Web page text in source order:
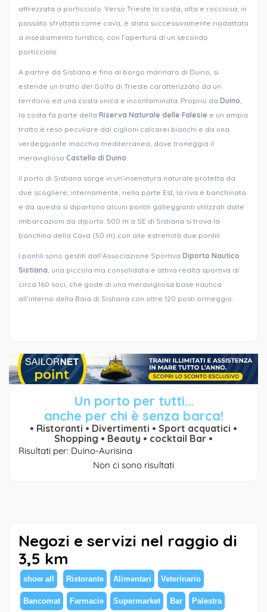
attrezzata a porticciolo. Verso Trieste la costa, alta e rocciosa, in
passato sfruttata come cava, è stata successivamente riadattata
a insediamento turistico, con l’apertura di un secondo
porticciolo.
A partire da Sistiana e fino al borgo marinaro di Duino, si
estende un tratto del Golfo di Trieste caratterizzato da un
territorio ed una costa unica e incontaminata. Proprio da Duino
la costa fa parte della Riserva Naturale delle Falesie e un ampio
tratto è reso peculiare dai ciglioni calcarei bianchi e da una
verdeggiante macchia mediterranea, dove troneggia il
meraviglioso Castello di Duino
Il porto di Sistiana sorge in un’insenatura naturale protetta da
due scogliere; internamente, nella parte Est, la riva è banchinata
e da questa si dipartono alcuni pontili galleggianti utilizzati dalle
imbarcazioni da diporto. 500 m a SE di Sistiana si trova la
banchina della Cava (50 m) con alle estremità due pontili.
I pontili sono gestiti dall’Associazione Sportiva Diporto Nautico
Sistiana , una piccola ma consolidata e attiva realtà sportiva di
circa 160 soci, che gode di una meravigliosa base nautica
all’interno della Baia di Sistiana con oltre 120 posti ormeggio.
Un porto per tutti...
anche per chi è senza barca!
• Ristoranti • Divertimenti • Sport acquatici •
Shopping • Beauty • cocktail Bar •
Risultati per: Duino-Aurisina
Non ci sono risultati
Negozi e servizi nel raggio di
3,5 km
show all Ristorante Alimentari Veterinario
Bancomat Farmacie Supermarket Bar Palestra